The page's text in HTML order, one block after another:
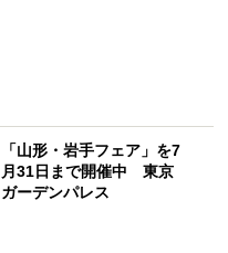
「山形・岩手フェア」を7
月31日まで開催中 東京
ガーデンパレス